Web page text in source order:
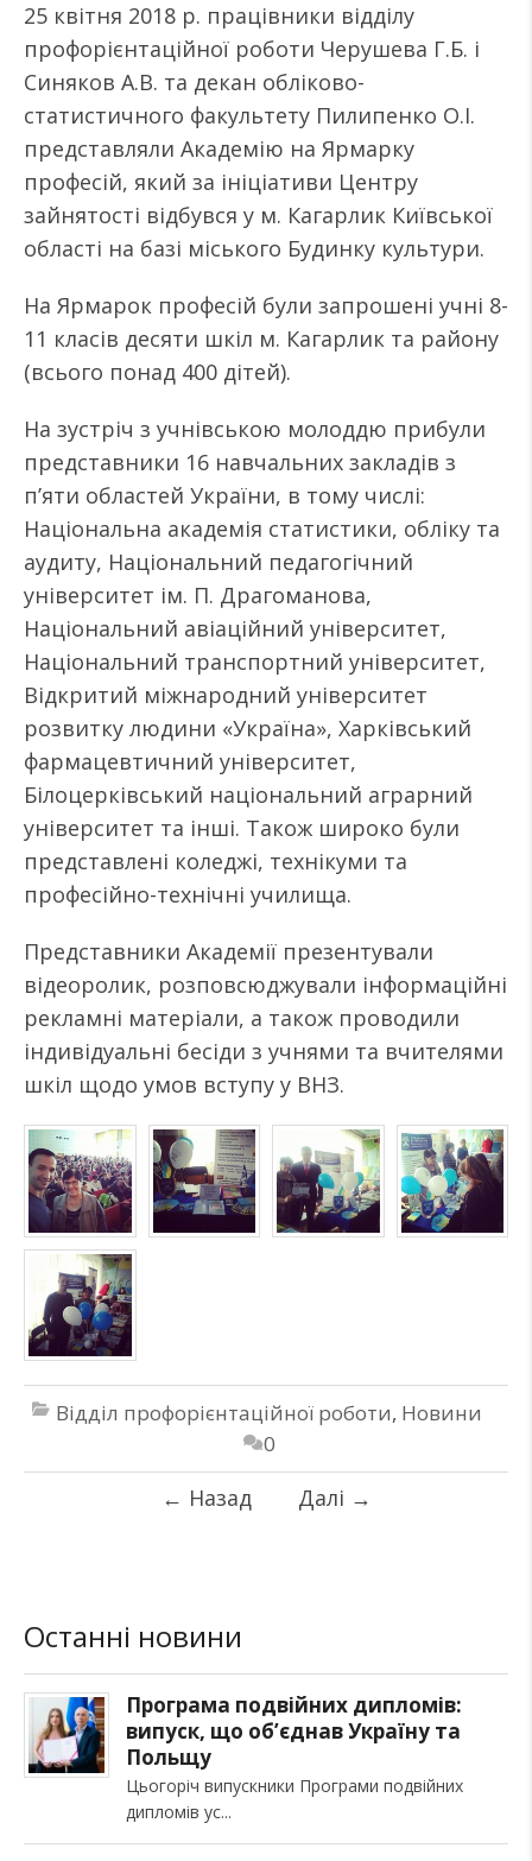
25 квітня 2018 р. працівники відділу
профорієнтаційної роботи Черушева Г.Б. і
Синяков А.В. та декан обліково-
статистичного факультету Пилипенко О.І.
представляли Академію на Ярмарку
професій, який за ініціативи Центру
зайнятості відбувся у м. Кагарлик Київської
області на базі міського Будинку культури.
На Ярмарок професій були запрошені учні 8-
11 класів десяти шкіл м. Кагарлик та району
(всього понад 400 дітей).
На зустріч з учнівською молоддю прибули
представники 16 навчальних закладів з
п’яти областей України, в тому числі:
Національна академія статистики, обліку та
аудиту, Національний педагогічний
університет ім. П. Драгоманова,
Національний авіаційний університет,
Національний транспортний університет,
Відкритий міжнародний університет
розвитку людини «Україна», Харківський
фармацевтичний університет,
Білоцерківський національний аграрний
університет та інші. Також широко були
представлені коледжі, технікуми та
професійно-технічні училища.
Представники Академії презентували
відеоролик, розповсюджували інформаційні
рекламні матеріали, а також проводили
індивідуальні бесіди з учнями та вчителями
шкіл щодо умов вступу у ВНЗ.
Відділ профорієнтаційної роботи, Новини
0
← Назад Далі →
Останні новини
Програма подвійних дипломів:
випуск, що об’єднав Україну та
Польщу
Цьогоріч випускники Програми подвійних
дипломів ус